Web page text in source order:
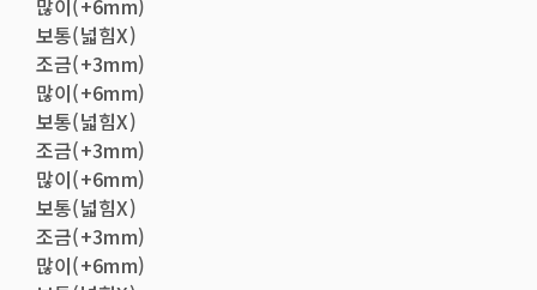
많이(+6mm)
보통(넓힘X)
조금(+3mm)
많이(+6mm)
보통(넓힘X)
조금(+3mm)
많이(+6mm)
보통(넓힘X)
조금(+3mm)
많이(+6mm)